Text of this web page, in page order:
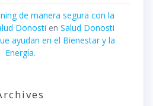
de manera segura con la
Donosti en Salud Donosti
ayudan en el Bienestar y la
Energía.